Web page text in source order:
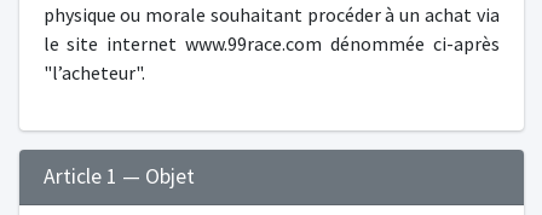
physique ou morale souhaitant procéder à un achat via
le site internet www.99race.com dénommée ci-après
"l’acheteur".
Article 1 — Objet